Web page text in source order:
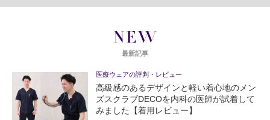
NEW
最新記事
医療ウェアの評判・レビュー
高級感のあるデザインと軽い着心地のメン
ズスクラブDECOを内科の医師が試着して
みました【着用レビュー】